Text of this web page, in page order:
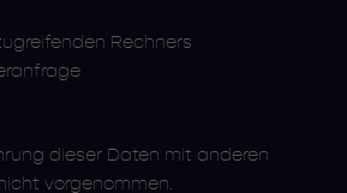
Rechners
dieser Daten mit anderen
vorgenommen.